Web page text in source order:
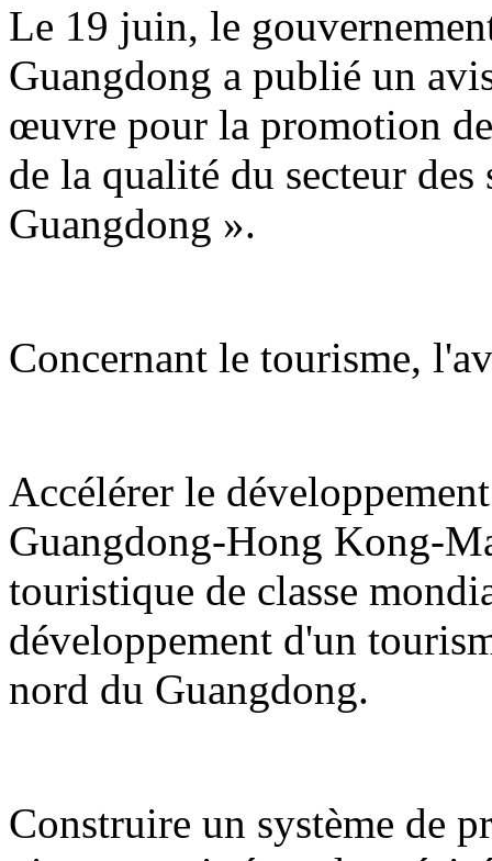
Le 19 juin, le
Guangdong a publié un
œuvre pour la promotion
de la qualité du secteur
Guangdong ».
Concernant le tourisme,
Accélérer le
Guangdong-Hong Kong-
touristique de classe
développement d'un
nord du Guangdong.
Construire un système de